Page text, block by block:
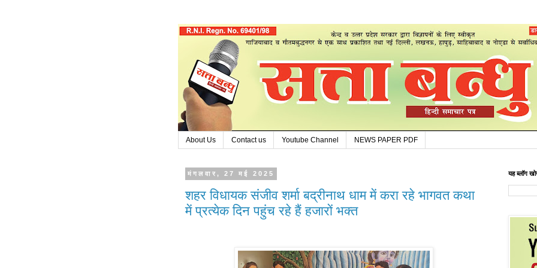
About Us Contact us Youtube Channel NEWS PAPER PDF
मंगलवार, 27 मई 2025
शहर विधायक संजीव शर्मा बद्रीनाथ धाम में करा रहे भागवत कथा
में प्रत्येक दिन पहुंच रहे हैं हजारों भक्त
यह ब्लॉग